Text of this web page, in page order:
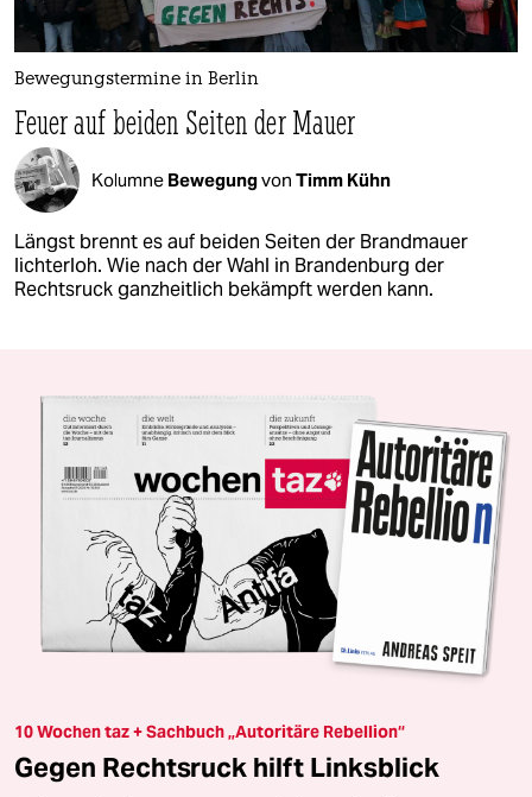
Bewegungstermine in Berlin
Feuer auf beiden Seiten der Mauer
Kolumne Bewegungvon Timm Kühn
Längst brennt es auf beiden Seiten der Brandmauer
lichterloh. Wie nach der Wahl in Brandenburg der
Rechtsruck ganzheitlich bekämpft werden kann.
10 Wochen taz + Sachbuch „Autoritäre Rebellion“
Gegen Rechtsruck hilft Linksblick